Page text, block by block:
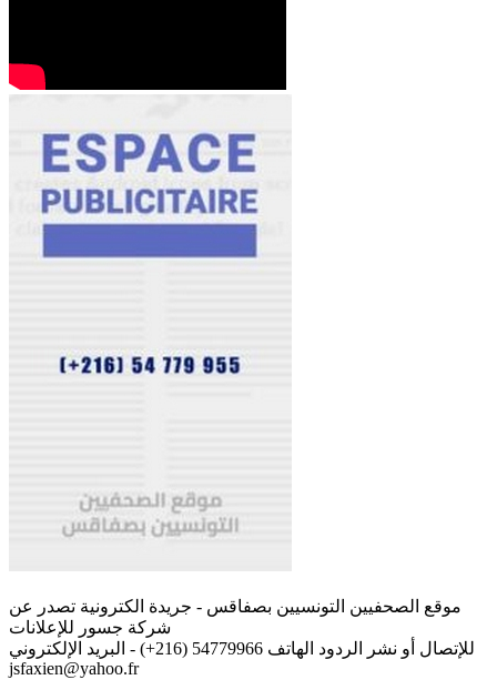
موقع الصحفيين التونسيين بصفاقس - جريدة الكترونية تصدر عن
شركة جسور للإعلانات
للإتصال أو نشر الردود الهاتف 54779966 (216+) - البريد الإلكتروني
jsfaxien@yahoo.fr